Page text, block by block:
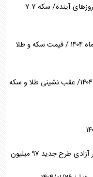
پیش‌بینی کاهش قیمت طلا و سکه در روز‌های آینده/ سکه ۷.۷
قیمت جدید طلا و سکه امروز ۱۷ خردادماه ۱۴۰۴ / قیمت سکه و طلا
جدید ۹۷ میلیون